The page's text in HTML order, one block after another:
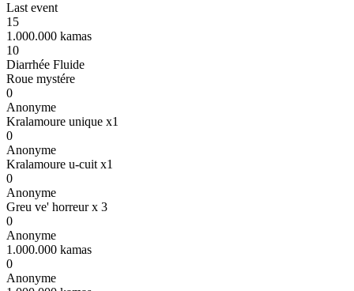
Last event
15
1.000.000 kamas
10
Diarrhée Fluide
Roue mystére
0
Anonyme
Kralamoure unique x1
0
Anonyme
Kralamoure u-cuit x1
0
Anonyme
Greu ve' horreur x 3
0
Anonyme
1.000.000 kamas
0
Anonyme